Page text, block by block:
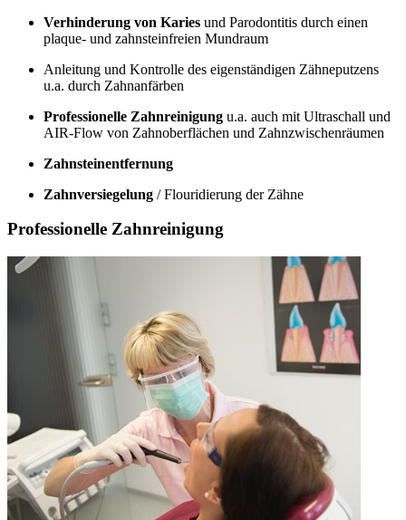
Verhinderung von Karies und Parodontitis durch einen
plaque- und zahnsteinfreien Mundraum
Anleitung und Kontrolle des eigenständigen Zähneputzens
u.a. durch Zahnanfärben
Professionelle Zahnreinigung u.a. auch mit Ultraschall und
AIR-Flow von Zahnoberflächen und Zahnzwischenräumen
Zahnsteinentfernung
Zahnversiegelung / Flouridierung der Zähne
Professionelle Zahnreinigung